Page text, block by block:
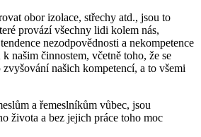
obor izolace, střechy atd., jsou to
provází všechny lidi kolem nás,
nezodpovědnosti a nekompetence
našim činnostem, včetně toho, že se
zvyšování našich kompetencí, a to všemi
a řemeslníkům vůbec, jsou
života a bez jejich práce toho moc